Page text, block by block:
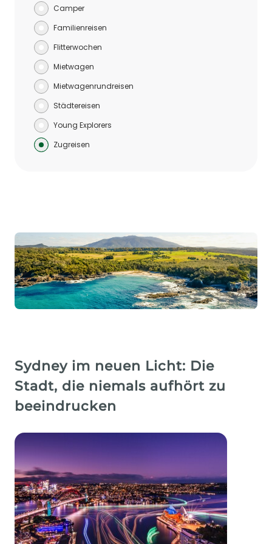
Camper
Familienreisen
Flitterwochen
Mietwagen
Mietwagenrundreisen
Städtereisen
Young Explorers
Zugreisen
Sydney im neuen Licht: Die
Stadt, die niemals aufhört zu
beeindrucken